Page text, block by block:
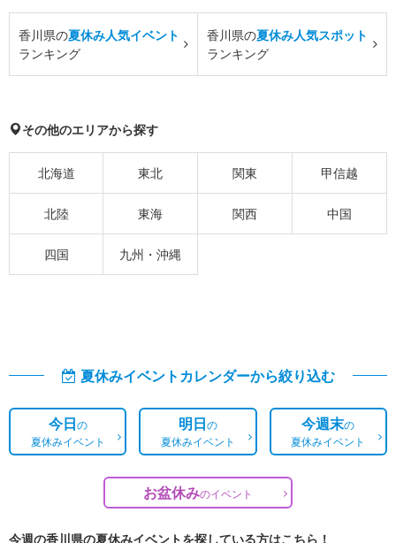
香川県の夏休み人気イベント
ランキング
香川県の夏休み人気スポット
ランキング
その他のエリアから探す
北海道 東北 関東 甲信越
北陸 東海 関西 中国
四国 九州・沖縄
夏休みイベントカレンダーから絞り込む
今日の
夏休みイベント
明日の
夏休みイベント
今週末の
夏休みイベント
お盆休みのイベント
今週の香川県の夏休みイベントを探している方はこちら！